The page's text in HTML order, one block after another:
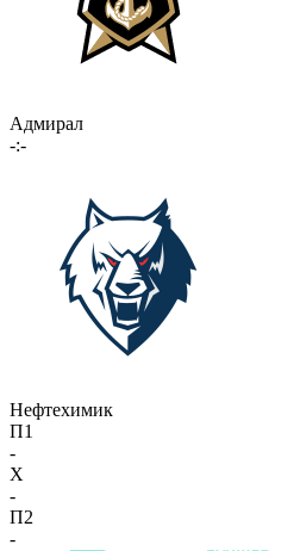
Адмирал
-:-
Нефтехимик
П1
-
X
-
П2
-